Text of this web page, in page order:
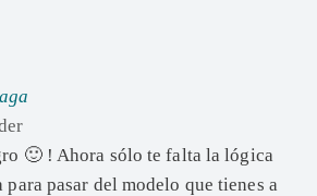
🙂 ! Ahora sólo te falta la lógica
para pasar del modelo que tienes a